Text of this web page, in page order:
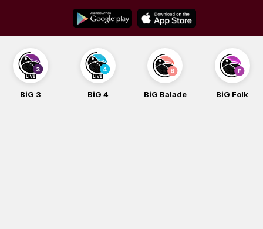
content
BiG 4 BiG Balade BiG Folk BiG iG